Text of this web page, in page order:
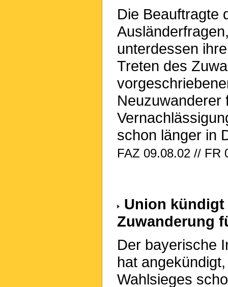
Die Beauftragte
unterdessen
Treten des
Neuzuwanderer
schon länger in
FAZ 09.08.02 // FR
Union
Zuwanderung
Der bayerische
hat
Wahlsieges